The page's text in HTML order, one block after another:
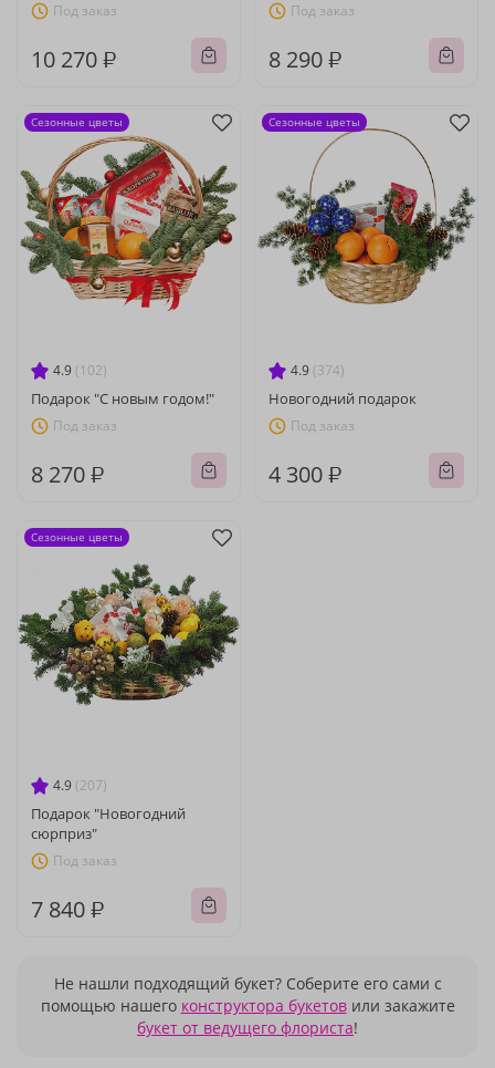
Под заказ
10 270 ₽
Под заказ
8 290 ₽
4.9 (102)
Подарок "С новым годом!"
Под заказ
8 270 ₽
Сезонные цветы
4.9 (374)
Новогодний подарок
Под заказ
4 300 ₽
Сезонные цветы
4.9 (207)
Подарок "Новогодний
сюрприз"
Под заказ
7 840 ₽
Сезонные цветы
Не нашли подходящий букет? Соберите его сами с
помощью нашего конструктора букетовили закажите
букет от ведущего флориста!